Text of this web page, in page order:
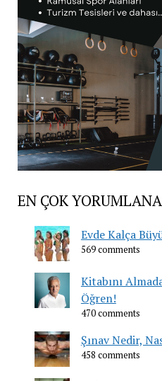
EN ÇOK
Evde Kalça
569 comments
Kitabını
Öğren!
470 comments
Şınav Nedir,
458 comments